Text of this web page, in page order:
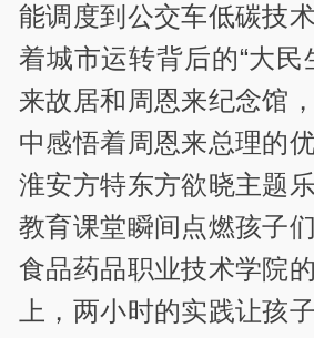
能调度到公交车低碳技
着城市运转背后的“大民
来故居和周恩来纪念馆
中感悟着周恩来总理的
淮安方特东方欲晓主题
教育课堂瞬间点燃孩子
食品药品职业技术学院
上，两小时的实践让孩